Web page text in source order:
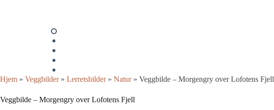
Hjem » Veggbilder» Lerretsbilder» Natur» Veggbilde – Morgengry over Lofotens Fjell
Veggbilde – Morgengry over Lofotens Fjell